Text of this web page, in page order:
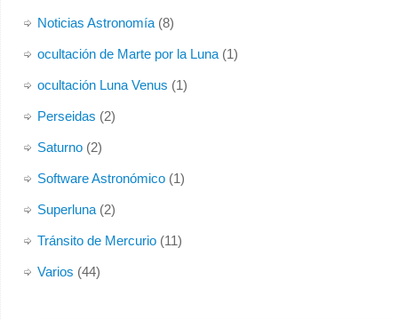
Noticias Astronomía(8)
ocultación de Marte por la Luna(1)
ocultación Luna Venus (1)
Perseidas (2)
Saturno(2)
Software Astronómico(1)
Superluna(2)
Tránsito de Mercurio(11)
Varios (44)